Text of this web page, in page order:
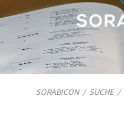
SORABICON/ SUCHE/